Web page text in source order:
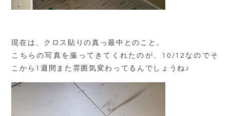
現在は、クロス貼りの真っ最中とのこと。
こちらの写真を撮ってきてくれたのが、10/12なのでそ
こから1週間また雰囲気変わってるんでしょうね♪